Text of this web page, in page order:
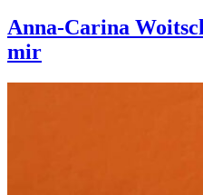
Anna-Carina
mir